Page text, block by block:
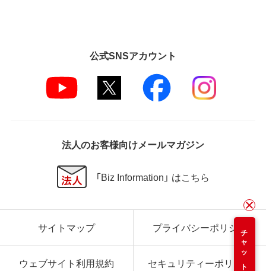
チャット
公式SNSアカウント
法人のお客様向けメールマガジン
「Biz Information」 はこちら
サイトマップ プライバシーポリシー
ウェブサイト利用規約 セキュリティーポリシー